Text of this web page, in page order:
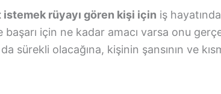
istemek rüyayı gören kişi için iş
başarı için ne kadar amacı varsa onu
sürekli olacağına, kişinin şansının ve